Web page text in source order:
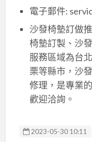
電子郵件:
沙發椅墊訂做
椅墊訂製、沙
服務區域為台
栗等縣市，沙
修理，是專業
歡迎洽詢。
2023-05-30 10:11